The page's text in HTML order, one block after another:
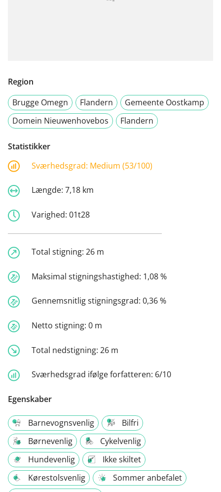
Region
Brugge Omegn
Flandern
Gemeente Oostkamp
Domein Nieuwenhovebos
Flandern
Statistikker
Sværhedsgrad: Medium (53/100)
Længde: 7,18 km
Varighed: 01t28
Total stigning: 26 m
Maksimal stigningshastighed: 1,08 %
Gennemsnitlig stigningsgrad: 0,36 %
Netto stigning: 0 m
Total nedstigning: 26 m
Sværhedsgrad ifølge forfatteren: 6/10
Egenskaber
Barnevognsvenlig
Bilfri
Børnevenlig
Cykelvenlig
Hundevenlig
Ikke skiltet
Kørestolsvenlig
Sommer anbefalet